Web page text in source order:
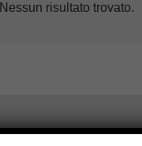
Nessun risultato trovato.